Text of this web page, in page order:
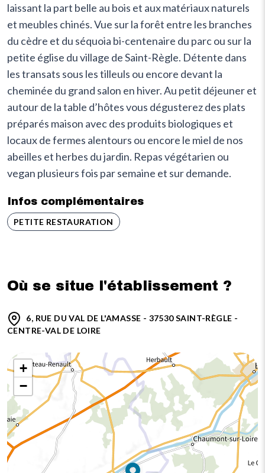
laissant la part belle au bois et aux matériaux naturels
et meubles chinés. Vue sur la forêt entre les branches
du cèdre et du séquoia bi-centenaire du parc ou sur la
petite église du village de Saint-Règle. Détente dans
les transats sous les tilleuls ou encore devant la
cheminée du grand salon en hiver. Au petit déjeuner et
autour de la table d’hôtes vous dégusterez des plats
préparés maison avec des produits biologiques et
locaux de fermes alentours ou encore le miel de nos
abeilles et herbes du jardin. Repas végétarien ou
vegan plusieurs fois par semaine et sur demande.
Infos complémentaires
PETITE RESTAURATION
Où se situe l'établissement ?
6, RUE DU VAL DE L'AMASSE - 37530 SAINT-RÈGLE -
CENTRE-VAL DE LOIRE
+
−